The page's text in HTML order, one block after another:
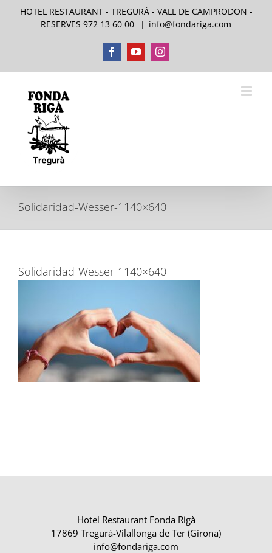
HOTEL RESTAURANT - TREGURÀ - VALL DE CAMPRODON -
RESERVES 972 13 60 00
| info@fondariga.com
FacebookYouTubeInstagram
Solidaridad-Wesser-1140×640
Solidaridad-Wesser-1140×640
Hotel Restaurant Fonda Rigà
17869 Tregurà-Vilallonga de Ter (Girona)
info@fondariga.com